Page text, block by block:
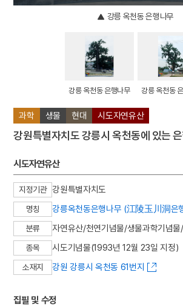
과학 생물 현대 시도자연유산
강원특별자치도 강릉시 옥천동에 있는
시도자연유산
지정기관 강원특별자치도
명칭 강릉옥천동은행나무 (江陵玉川洞은
분류 자연유산/천연기념물/생물과학기념물
종목 시도기념물(1993년 12월 23일 지정)
소재지 강원 강릉시 옥천동 61번지
집필 및 수정
강릉 옥천동 은행나무
강릉 옥천동 은행나무 강릉 옥천동